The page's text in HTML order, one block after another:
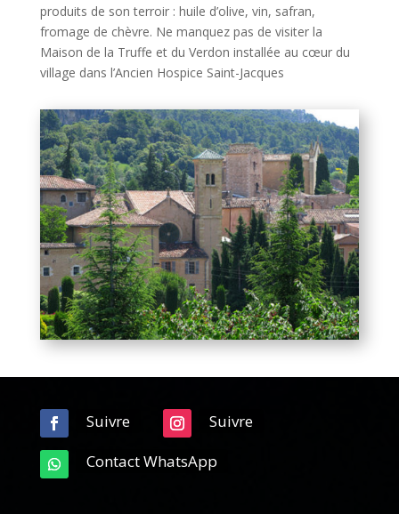
produits de son terroir : huile d’olive, vin, safran,
fromage de chèvre. Ne manquez pas de visiter la
Maison de la Truffe et du Verdon installée au cœur du
village dans l’Ancien Hospice Saint-Jacques
Suivre
Suivre
Contact WhatsApp